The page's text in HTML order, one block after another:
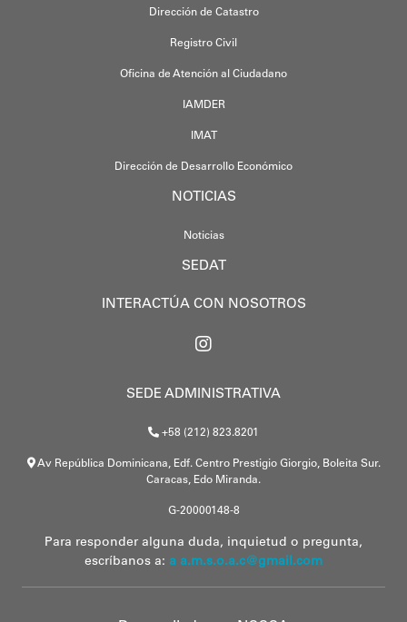
Dirección de Catastro
Registro Civil
Oficina de Atención al Ciudadano
IAMDER
IMAT
Dirección de Desarrollo Económico
NOTICIAS
Noticias
SEDAT
INTERACTÚA CON NOSOTROS
SEDE ADMINISTRATIVA
+58 (212) 823.8201
Av República Dominicana, Edf. Centro Prestigio Giorgio, Boleita Sur.
Caracas, Edo Miranda.
G-20000148-8
Para responder alguna duda, inquietud o pregunta,
escríbanos a: a a.m.s.o.a.c@gmail.com